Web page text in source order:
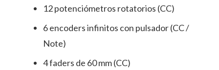
12 potenciómetros rotatorios (CC)
6 encoders infinitos con pulsador (CC /
Note)
4 faders de 60 mm (CC)